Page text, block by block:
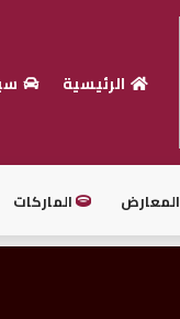
الرئيسية
المعارض الماركات